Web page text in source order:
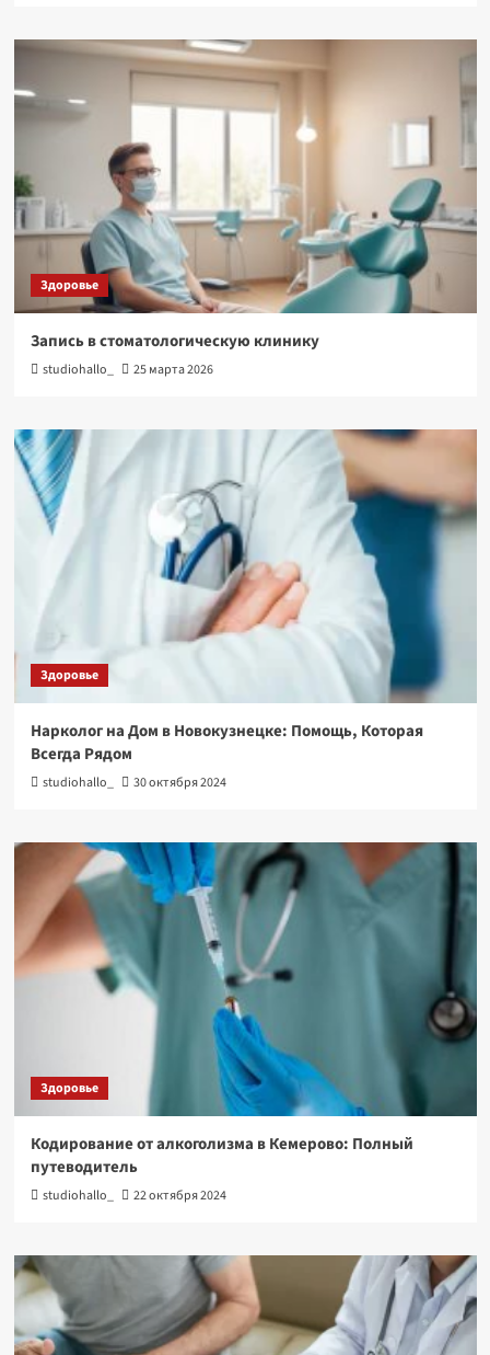
Здоровье
Запись в стоматологическую клинику
studiohallo_ 25 марта 2026
Здоровье
Нарколог на Дом в Новокузнецке: Помощь, Которая
Всегда Рядом
studiohallo_ 30 октября 2024
Здоровье
Кодирование от алкоголизма в Кемерово: Полный
путеводитель
studiohallo_ 22 октября 2024